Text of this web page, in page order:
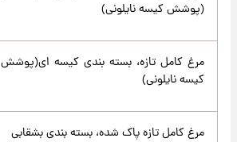
(پوشش کیسه نایلونی)
مرغ کامل تازه، بسته بندی کیسه ای(پوشش
کیسه نایلونی)
مرغ کامل تازه پاک شده، بسته بندی بشقابی